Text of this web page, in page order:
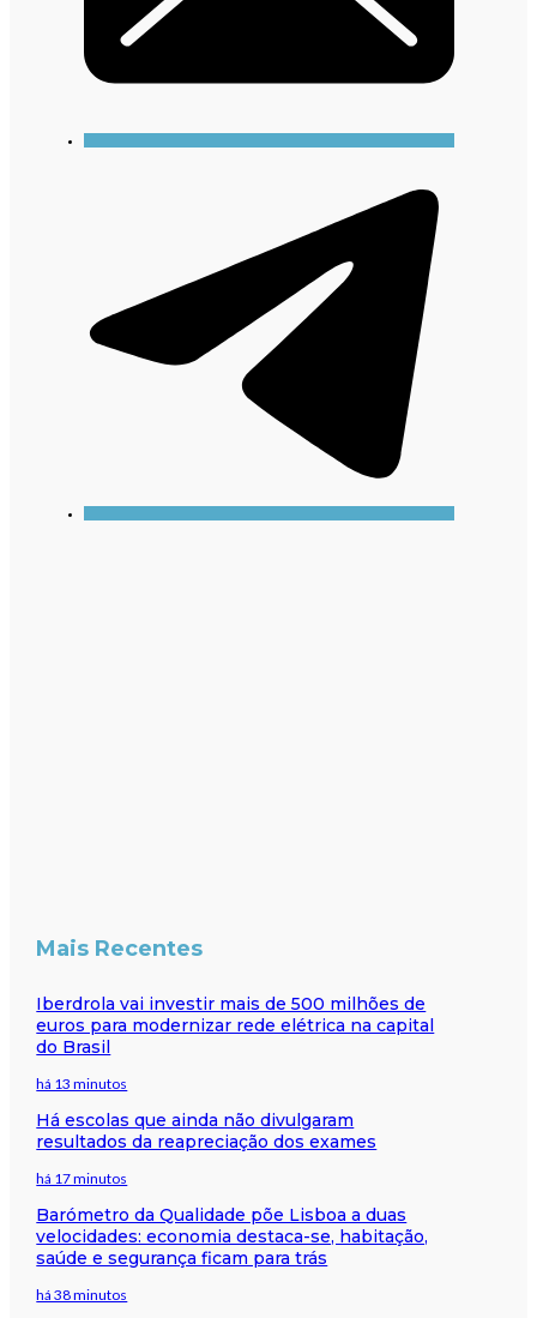
Mais Recentes
Iberdrola vai investir mais de 500 milhões de
euros para modernizar rede elétrica na capital
do Brasil
há 13 minutos
Há escolas que ainda não divulgaram
resultados da reapreciação dos exames
há 17 minutos
Barómetro da Qualidade põe Lisboa a duas
velocidades: economia destaca-se, habitação,
saúde e segurança ficam para trás
há 38 minutos